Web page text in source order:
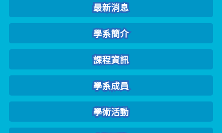
最新消息
學系簡介
課程資訊
學系成員
學術活動